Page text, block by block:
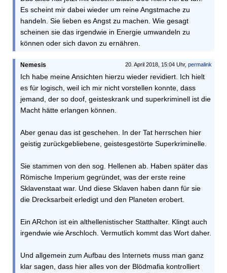
Es scheint mir dabei wieder um reine Angstmache zu
handeln. Sie lieben es Angst zu machen. Wie gesagt
scheinen sie das irgendwie in Energie umwandeln zu
können oder sich davon zu ernähren.
20. April 2018, 15:04 Uhr, permalink
Nemesis
Ich habe meine Ansichten hierzu wieder revidiert. Ich hielt
es für logisch, weil ich mir nicht vorstellen konnte, dass
jemand, der so doof, geisteskrank und superkriminell ist die
Macht hätte erlangen können.
Aber genau das ist geschehen. In der Tat herrschen hier
geistig zurückgebliebene, geistesgestörte Superkriminelle.
Sie stammen von den sog. Hellenen ab. Haben später das
Römische Imperium gegründet, was der erste reine
Sklavenstaat war. Und diese Sklaven haben dann für sie
die Drecksarbeit erledigt und den Planeten erobert.
Ein ARchon ist ein althellenistischer Statthalter. Klingt auch
irgendwie wie Arschloch. Vermutlich kommt das Wort daher.
Und allgemein zum Aufbau des Internets muss man ganz
klar sagen, dass hier alles von der Blödmafia kontrolliert